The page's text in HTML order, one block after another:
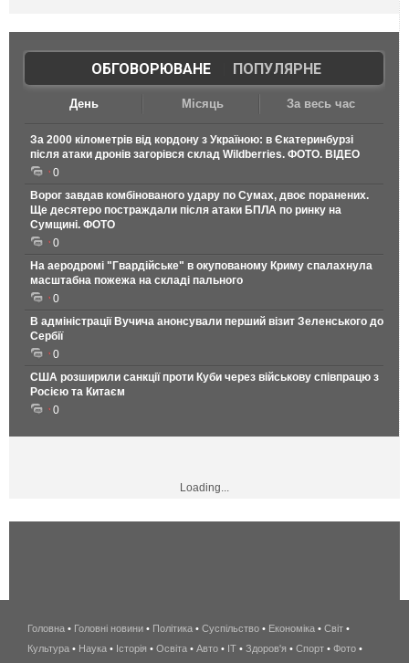
ОБГОВОРЮВАНЕ| ПОПУЛЯРНЕ
День Місяць За весь час
За 2000 кілометрів від кордону з Україною: в Єкатеринбурзі
після атаки дронів загорівся склад Wildberries. ФОТО. ВІДЕО
0
Ворог завдав комбінованого удару по Сумах, двоє поранених.
Ще десятеро постраждали після атаки БПЛА по ринку на
Сумщині. ФОТО
0
На аеродромі "Гвардійське" в окупованому Криму спалахнула
масштабна пожежа на складі пального
0
В адміністрації Вучича анонсували перший візит Зеленського до
Сербії
0
США розширили санкції проти Куби через військову співпрацю з
Росією та Китаєм
0
Loading...
беспроводной
интернет
Головна • Головні новини • Політика • Суспільство • Економіка • Світ •
Культура • Наука • Історія • Освіта • Авто • IT • Здоров'я • Спорт • Фото •